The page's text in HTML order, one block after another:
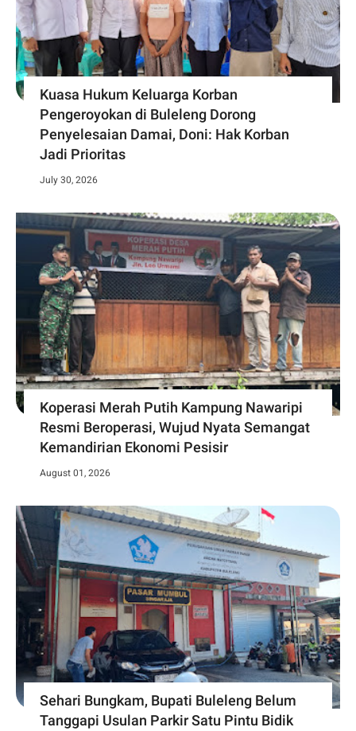
Kuasa Hukum Keluarga Korban
Pengeroyokan di Buleleng Dorong
Penyelesaian Damai, Doni: Hak Korban
Jadi Prioritas
July 30, 2026
Koperasi Merah Putih Kampung Nawaripi
Resmi Beroperasi, Wujud Nyata Semangat
Kemandirian Ekonomi Pesisir
August 01, 2026
Sehari Bungkam, Bupati Buleleng Belum
Tanggapi Usulan Parkir Satu Pintu Bidik